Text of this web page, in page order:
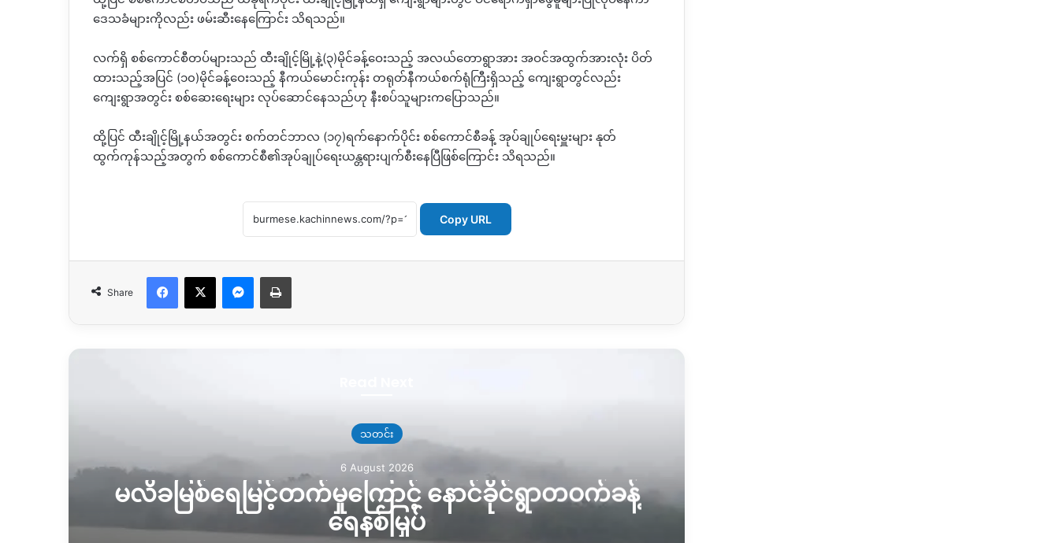
ဒေသခံများကိုလည်း ဖမ်းဆီးနေကြောင်း သိရသည်။
လက်ရှိ စစ်ကောင်စီတပ်များသည် ထီးချိုင့်မြို့နဲ့(၃)မိုင်ခန့်ဝေးသည့် အလယ်တောရွာအား အဝင်အထွက်အားလုံး ပိတ်
ထားသည့်အပြင် (၁၀)မိုင်ခန့်ဝေးသည့် နီကယ်မောင်းကုန်း တရုတ်နီကယ်စက်ရုံကြီးရှိသည့် ကျေးရွာတွင်လည်း
ကျေးရွာအတွင်း စစ်ဆေးရေးများ လုပ်ဆောင်နေသည်ဟု နီးစပ်သူများကပြောသည်။
ထို့ပြင် ထီးချိုင့်မြို့နယ်အတွင်း စက်တင်ဘာလ (၁၇)ရက်နောက်ပိုင်း စစ်ကောင်စီခန့် အုပ်ချုပ်ရေးမှူးများ နုတ်
ထွက်ကုန်သည့်အတွက် စစ်ကောင်စီ၏အုပ်ချုပ်ရေးယန္တရားပျက်စီးနေပြီဖြစ်ကြောင်း သိရသည်။
Copy URL
Share
Facebook
X Messenger
Print
သတင်း
6 August 2026
မလိခမြစ်ရေမြင့်တက်မှုကြောင့် နောင်ခိုင်ရွာတဝက်ခန့်
ရေနစ်မြှပ်